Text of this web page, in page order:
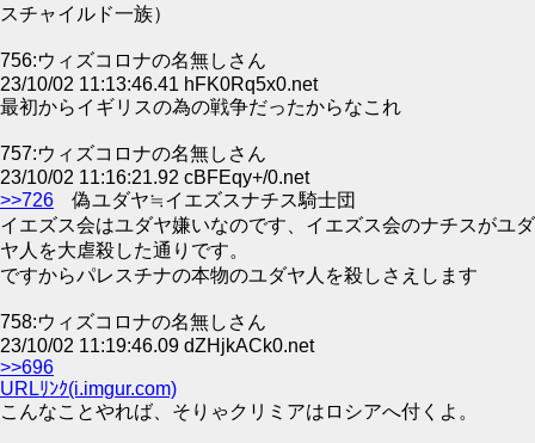
スチャイルド一族）
756:ウィズコロナの名無しさん
23/10/02 11:13:46.41 hFK0Rq5x0.net
最初からイギリスの為の戦争だったからなこれ
757:ウィズコロナの名無しさん
23/10/02 11:16:21.92 cBFEqy+/0.net
>>726 偽ユダヤ≒イエズスナチス騎士団
イエズス会はユダヤ嫌いなのです、イエズス会のナチスがユダ
ヤ人を大虐殺した通りです。
ですからパレスチナの本物のユダヤ人を殺しさえします
758:ウィズコロナの名無しさん
23/10/02 11:19:46.09 dZHjkACk0.net
>>696
URLﾘﾝｸ(i.imgur.com)
こんなことやれば、そりゃクリミアはロシアへ付くよ。